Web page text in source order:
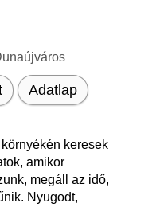
Adatlap
keresek
amikor
megáll az idő,
Nyugodt,